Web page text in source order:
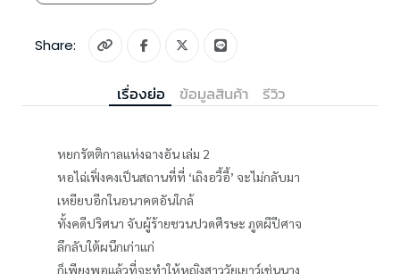
Share:
เรื่องย่อ ข้อมูลสินค้า รีวิว
หยกรัตติกาลแห่งฉางอัน เล่ม 2
หอไฉ่เฟิ่งคงเป็นสถานที่ที่ ‘เถิงอวี้อี้’ จะไม่กลับมา
เหยียบอีกในอนาคตอันใกล้
ทั้งคดีปริศนา จับผู้ร้ายชวนปวดศีรษะ ภูตผีปีศาจ
ลึกลับใต้ผนึกเก่าแก่
ก็เพียงพอแล้วที่จะทำให้หญิงสาววัยเยาว์เช่นนาง